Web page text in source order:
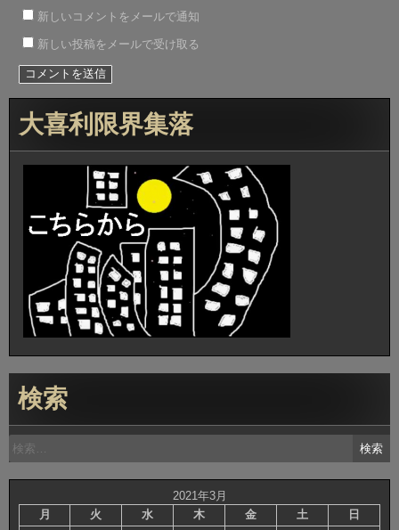
新しいコメントをメールで通知
新しい投稿をメールで受け取る
大喜利限界集落
検索
検
索:
2021年3月
月
火 水 木 金 土 日